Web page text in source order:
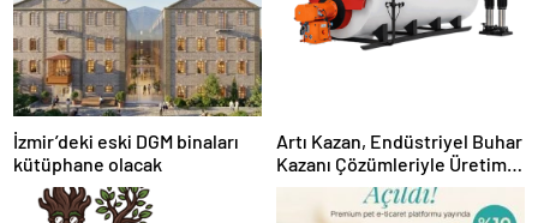
İzmir’deki eski DGM binaları
kütüphane olacak
Artı Kazan, Endüstriyel Buhar
Kazanı Çözümleriyle Üretim
Tesislerine Verimli Sistemler
Sunuyor